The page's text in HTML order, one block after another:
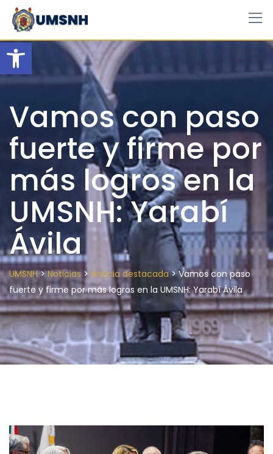
Open toolbar
Skip
content
Vamos con paso
fuerte y firme por
más logros en la
UMSNH: Yarabí
Ávila
UMSNH>Noticias> Noticia destacada>Vamos con paso
fuerte y firme por más logros en la UMSNH: Yarabí Ávila